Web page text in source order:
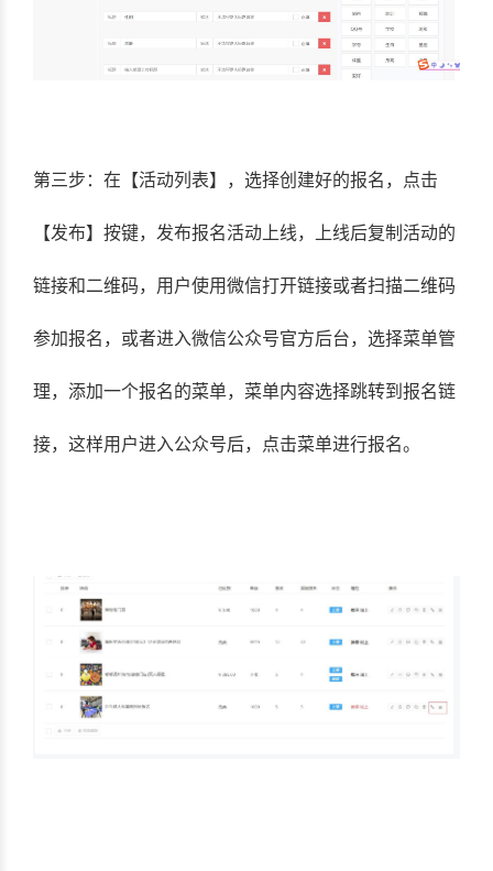
第三步：在【活动列表】，选择创建好的报名，点击
【发布】按键，发布报名活动上线，上线后复制活动的
链接和二维码，用户使用微信打开链接或者扫描二维码
参加报名，或者进入微信公众号官方后台，选择菜单管
理，添加一个报名的菜单，菜单内容选择跳转到报名链
接，这样用户进入公众号后，点击菜单进行报名。